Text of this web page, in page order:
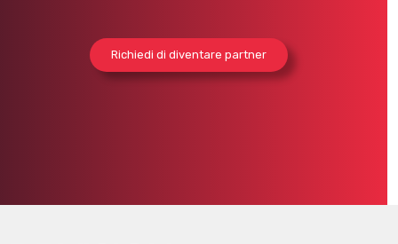
Richiedi di diventare partner